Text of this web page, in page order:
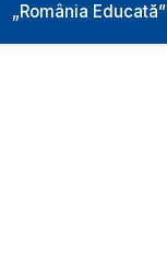
„România Educată”